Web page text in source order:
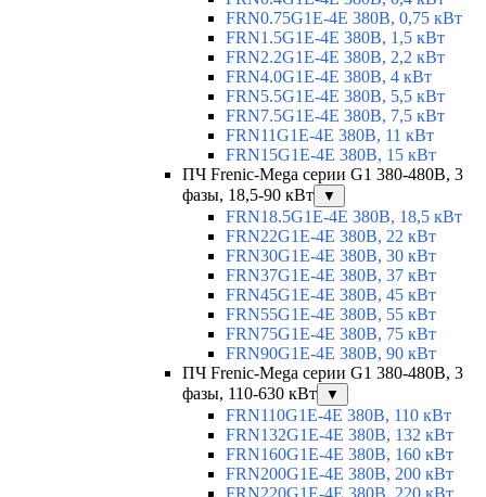
FRN0.75G1E-4E 380В, 0,75 кВт
FRN1.5G1E-4E 380В, 1,5 кВт
FRN2.2G1E-4E 380В, 2,2 кВт
FRN4.0G1E-4E 380В, 4 кВт
FRN5.5G1E-4E 380В, 5,5 кВт
FRN7.5G1E-4E 380В, 7,5 кВт
FRN11G1E-4E 380В, 11 кВт
FRN15G1E-4E 380В, 15 кВт
ПЧ Frenic-Mega серии G1 380-480В, 3
фазы, 18,5-90 кВт
▼
FRN18.5G1E-4E 380В, 18,5 кВт
FRN22G1E-4E 380В, 22 кВт
FRN30G1E-4E 380В, 30 кВт
FRN37G1E-4E 380В, 37 кВт
FRN45G1E-4E 380В, 45 кВт
FRN55G1E-4E 380В, 55 кВт
FRN75G1E-4E 380В, 75 кВт
FRN90G1E-4E 380В, 90 кВт
ПЧ Frenic-Mega серии G1 380-480В, 3
фазы, 110-630 кВт
▼
FRN110G1E-4E 380В, 110 кВт
FRN132G1E-4E 380В, 132 кВт
FRN160G1E-4E 380В, 160 кВт
FRN200G1E-4E 380В, 200 кВт